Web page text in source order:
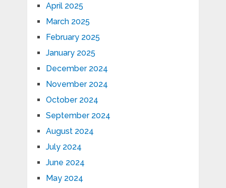
April 2025
March 2025
February 2025
January 2025
December 2024
November 2024
October 2024
September 2024
August 2024
July 2024
June 2024
May 2024